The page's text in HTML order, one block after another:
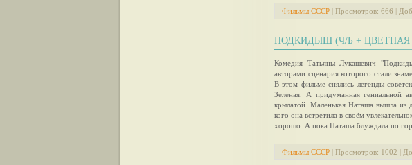
Фильмы СССР | Просмотров: 666 |
ПОДКИДЫШ (Ч/Б + ЦВЕТНАЯ
Комедия Татьяны Лукашевич
авторами сценария которого стали
В этом фильме снялись легенды
Зеленая. А придуманная гениальной
крылатой. Маленькая Наташа вышла из
кого она встретила в своём
хорошо. А пока Наташа блуждала по
Фильмы СССР | Просмотров: 1002 |